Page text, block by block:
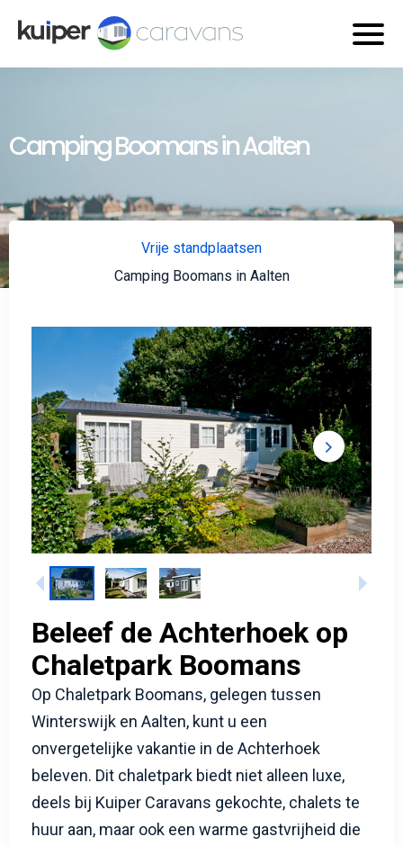
Camping Boomans in Aalten
Vrije standplaatsen
Camping Boomans in Aalten
Beleef de Achterhoek op
Chaletpark Boomans
Op Chaletpark Boomans, gelegen tussen
Winterswijk en Aalten, kunt u een
onvergetelijke vakantie in de Achterhoek
beleven. Dit chaletpark biedt niet alleen luxe,
deels bij Kuiper Caravans gekochte, chalets te
huur aan, maar ook een warme gastvrijheid die